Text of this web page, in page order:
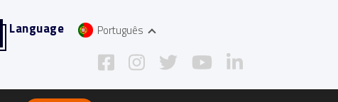
Language Português